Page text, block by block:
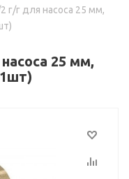
г/г для насоса 25 мм,
25 мм,